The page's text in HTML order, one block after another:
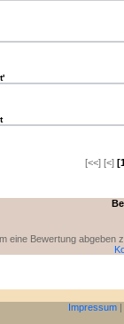
[<<] [<]
eine Bewertung abgeben
Impressum |